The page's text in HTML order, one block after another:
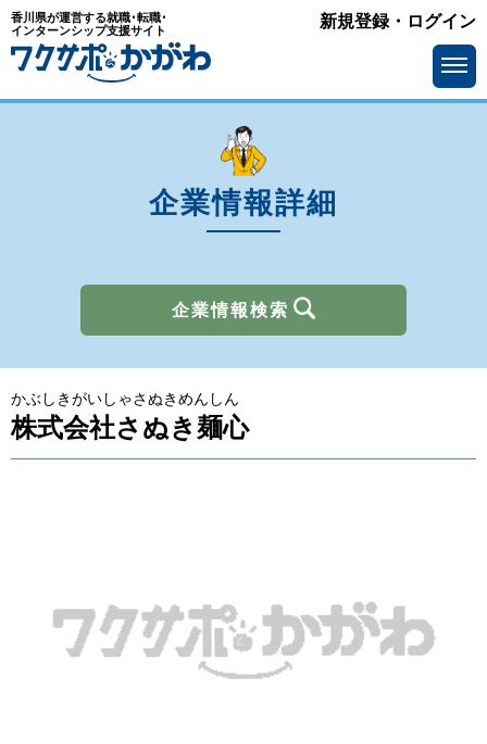
香川県が運営する就職･転職･
インターンシップ支援サイト
新規登録・ログイン
企業情報詳細
企業情報検索
業種を選ぶ
メーカー
求人情報 を選ぶ
で選ぶ
かぶしきがいしゃさぬきめんしん
株式会社さぬき麺心